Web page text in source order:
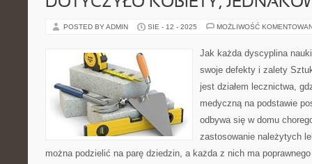
POSTED BY ADMIN SIE - 12 - 2025 MOŻLIWOŚĆ
Jak każda dyscyplina
swoje defekty i zalety
jest działem lecznictwa,
medyczną na podstawie
odbywa się w domu
zastosowanie należytych
można podzielić na parę dziedzin, a każda z nich ma